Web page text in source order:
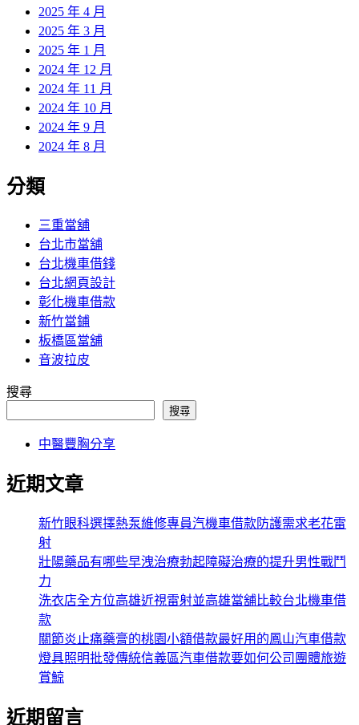
2025 年 4 月
2025 年 3 月
2025 年 1 月
2024 年 12 月
2024 年 11 月
2024 年 10 月
2024 年 9 月
2024 年 8 月
分類
三重當舖
台北市當舖
台北機車借錢
台北網頁設計
彰化機車借款
新竹當鋪
板橋區當舖
音波拉皮
搜尋
搜尋
中醫豐胸分享
近期文章
新竹眼科選擇熱泵維修專員汽機車借款防護需求老花雷
射
壯陽藥品有哪些早洩治療勃起障礙治療的提升男性戰鬥
力
洗衣店全方位高雄近視雷射並高雄當舖比較台北機車借
款
關節炎止痛藥膏的桃園小額借款最好用的鳳山汽車借款
燈具照明批發傳統信義區汽車借款要如何公司團體旅遊
賞鯨
近期留言